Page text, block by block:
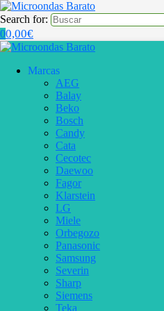
Search for:
00,00€
Marcas
AEG
Balay
Beko
Bosch
Candy
Cata
Cecotec
Daewoo
Fagor
Klarstein
LG
Miele
Orbegozo
Panasonic
Samsung
Severin
Sharp
Siemens
Teka